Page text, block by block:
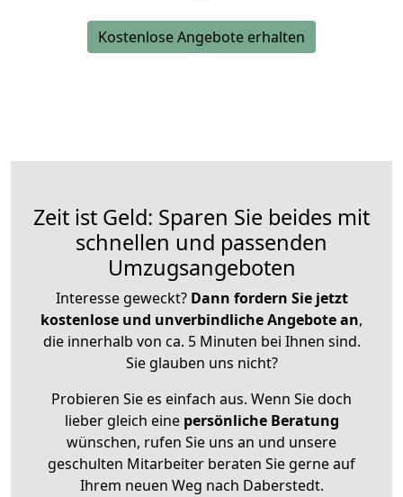
Kostenlose Angebote erhalten
Zeit ist Geld: Sparen Sie beides mit
schnellen und passenden
Umzugsangeboten
Interesse geweckt? Dann fordern Sie jetzt
kostenlose und unverbindliche Angebote an,
die innerhalb von ca. 5 Minuten bei Ihnen sind.
Sie glauben uns nicht?
Probieren Sie es einfach aus. Wenn Sie doch
lieber gleich eine persönliche Beratung
wünschen, rufen Sie uns an und unsere
geschulten Mitarbeiter beraten Sie gerne auf
Ihrem neuen Weg nach Daberstedt.